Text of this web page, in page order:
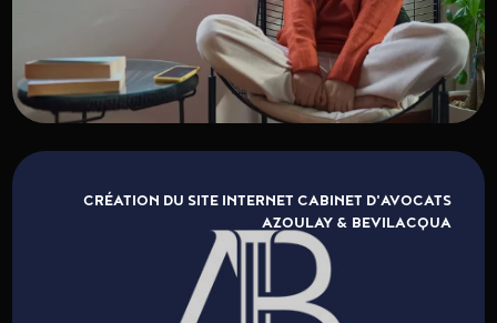
CRÉATION DU SITE INTERNET CABINET D'AVOCATS
AZOULAY & BEVILACQUA